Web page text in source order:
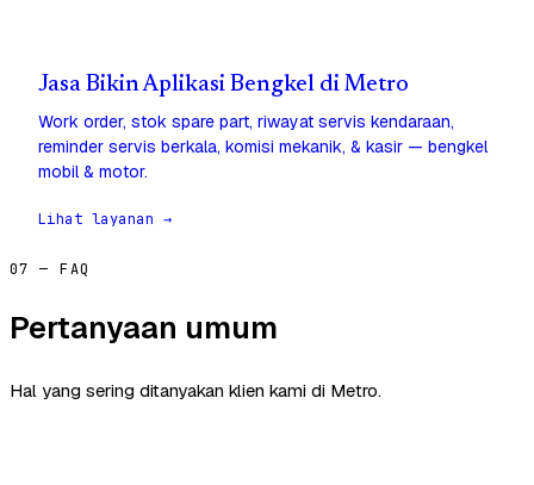
Jasa Bikin Aplikasi Bengkel di Metro
Work order, stok spare part, riwayat servis kendaraan,
reminder servis berkala, komisi mekanik, & kasir — bengkel
mobil & motor.
Lihat layanan →
07 — FAQ
Pertanyaan umum
Hal yang sering ditanyakan klien kami di Metro.